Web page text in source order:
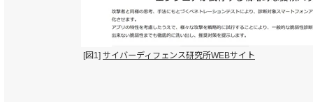
[図1] サイバーディフェンス研究所WEBサイト